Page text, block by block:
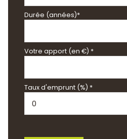
Durée (années)*
Votre apport (en €) *
Taux d'emprunt (%) *